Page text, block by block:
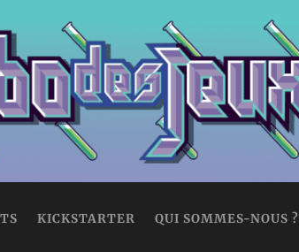
KICKSTARTER QUI SOMMES-NOUS ?